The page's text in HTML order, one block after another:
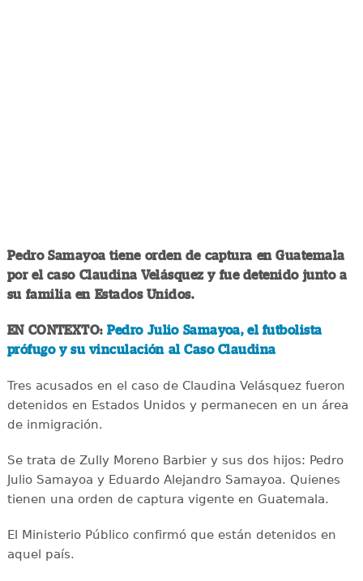
Pedro Samayoa tiene orden de captura en Guatemala
por el caso Claudina Velásquez y fue detenido junto a
su familia en Estados Unidos.
EN CONTEXTO: Pedro Julio Samayoa, el futbolista
prófugo y su vinculación al Caso Claudina
Tres acusados en el caso de Claudina Velásquez fueron
detenidos en Estados Unidos y permanecen en un área
de inmigración.
Se trata de Zully Moreno Barbier y sus dos hijos: Pedro
Julio Samayoa y Eduardo Alejandro Samayoa. Quienes
tienen una orden de captura vigente en Guatemala.
El Ministerio Público confirmó que están detenidos en
aquel país.